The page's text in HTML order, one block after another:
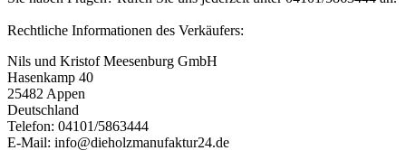
Rechtliche Informationen des Verkäufers:
Nils und Kristof Meesenburg GmbH
Hasenkamp 40
25482 Appen
Deutschland
Telefon: 04101/5863444
E-Mail: info@dieholzmanufaktur24.de